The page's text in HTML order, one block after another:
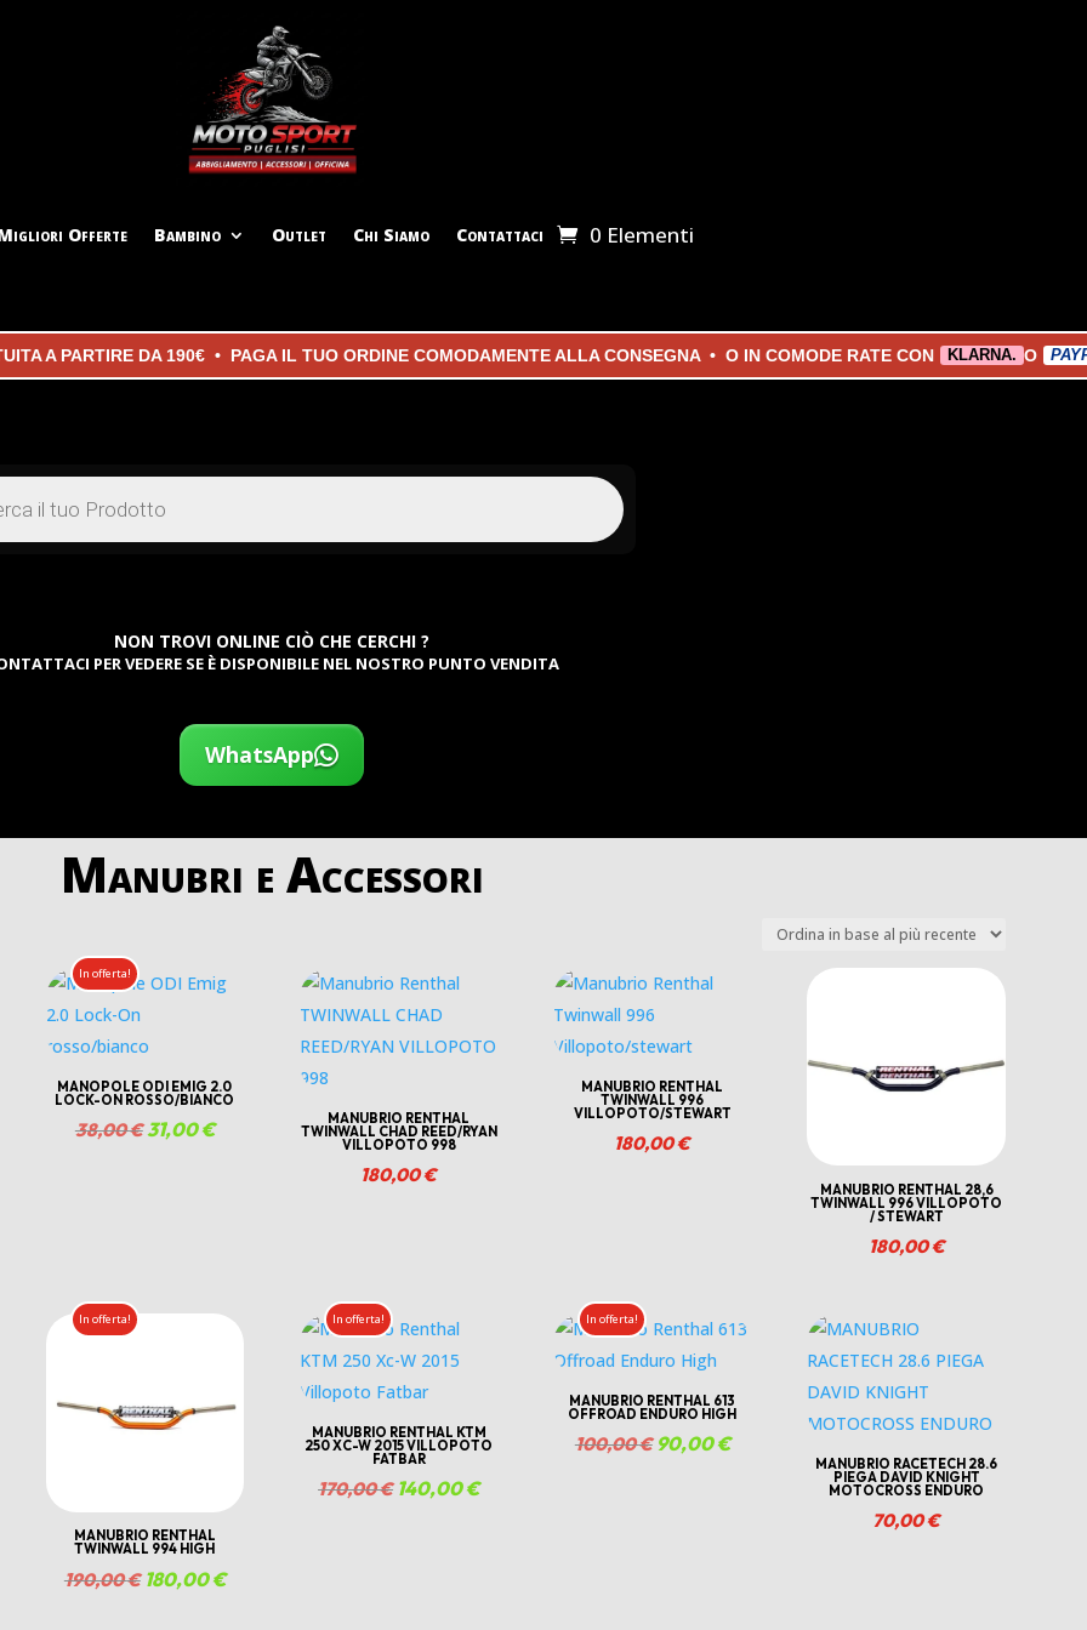
Offerte Bambino Outlet Chi Siamo Contattaci 0 Elementi
A PARTIRE DA 190€ • PAGA IL TUO ORDINE COMODAMENTE ALLA CONSEGNA • O IN COMODE RATE CON KLARNA. O
NON TROVI ONLINE CIÒ CHE CERCHI ?
PER VEDERE SE È DISPONIBILE NEL NOSTRO PUNTO VENDITA
WhatsApp
Manubri e Accessori
In offerta!
MANOPOLE ODI EMIG 2.0
LOCK-ON ROSSO/BIANCO
38,00€Il
31,00€Il
MANUBRIO RENTHAL
TWINWALL CHAD REED/RYAN
VILLOPOTO 998
180,00€
MANUBRIO RENTHAL
TWINWALL 996
VILLOPOTO/STEWART
180,00€
MANUBRIO RENTHAL 28,6
TWINWALL 996 VILLOPOTO
/ STEWART
180,00€
In offerta!
MANUBRIO RENTHAL
TWINWALL 994 HIGH
190,00€Il180,00€Il
In offerta!
MANUBRIO RENTHAL KTM
250 XC-W 2015 VILLOPOTO
FATBAR
170,00€ Il
140,00€Il
In offerta!
MANUBRIO RENTHAL 613
OFFROAD ENDURO HIGH
100,00€Il90,00€Il
MANUBRIO RACETECH 28.6
PIEGA DAVID KNIGHT
MOTOCROSS ENDURO
70,00€